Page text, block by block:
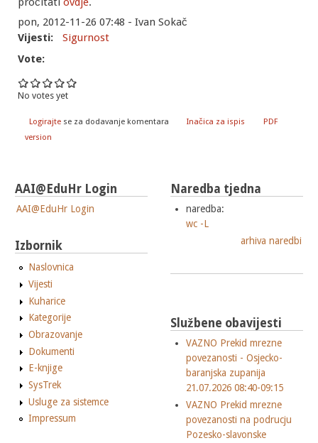
pon, 2012-11-26 07:48 - Ivan Sokač
Vijesti:
Sigurnost
Vote:
No votes yet
Logirajtese za dodavanje komentara Inačica za ispis
PDF
version
AAI@EduHr Login
AAI@EduHr Login
Izbornik
Naslovnica
Vijesti
Kuharice
Kategorije
Obrazovanje
Dokumenti
E-knjige
SysTrek
Usluge za sistemce
Impressum
Naredba tjedna
naredba:
wc -L
arhiva naredbi
Službene obavijesti
VAZNO Prekid mrezne
povezanosti - Osjecko-
baranjska zupanija
21.07.2026 08:40-09:15
VAZNO Prekid mrezne
povezanosti na podrucju
Pozesko-slavonske